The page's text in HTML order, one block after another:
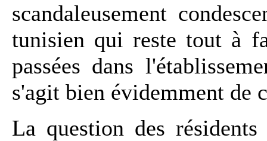
scandaleusement
tunisien qui reste tout à
passées dans
s'agit bien évidemment de
La question des